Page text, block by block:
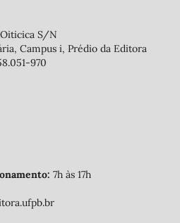
S/N
Campus i, Prédio da Editora
970
7h às 17h